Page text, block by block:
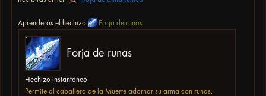
Aprenderás el hechizo Forja de runas
Forja de runas
Hechizo instantáneo
Permite al caballero de la Muerte adornar su arma con runas.